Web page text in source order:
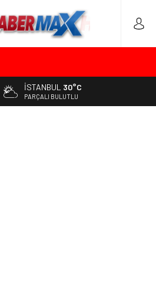
TBMM’ye Sunulan Yasa Teklifine
İlçe Başkanı Hasan Uzunyayla’dan Atama
İSTANBUL 30°C
PARÇALI BULUTLU